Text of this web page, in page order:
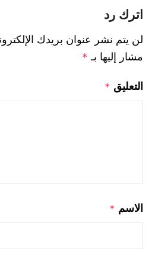
اترك رد
لن يتم نشر عنوان بريدك
مشار إليها بـ *
التعليق *
الاسم *